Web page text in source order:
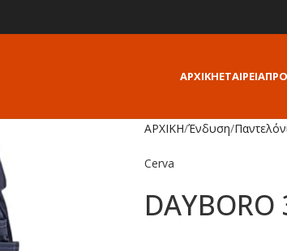
ΑΡΧΙΚΗΕΤΑΙΡΕΙΑ
ΑΡΧΙΚΗ/Ένδυση/
Cerva